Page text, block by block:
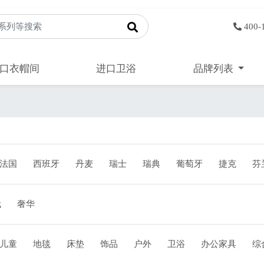
400-
衣帽间 进口卫浴 品牌列表
法国 西班牙 丹麦 瑞士 瑞典 葡萄牙 捷克 芬
奢华
儿童 地毯 床垫 饰品 户外 卫浴 办公家具 综